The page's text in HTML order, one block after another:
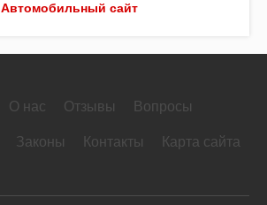
Автомобильный сайт
О нас Отзывы Вопросы
Законы Контакты Карта сайта